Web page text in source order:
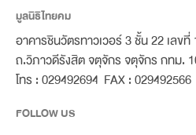
มูลนิธิไทยคม
อาคารชินวัตรทาวเวอร์ 3 ชั้น 22 เลขที่
ถ.วิภาวดีรังสิต จตุจักร จตุจักร กทม.
โทร : 029492694 FAX : 029492566
FOLLOW US